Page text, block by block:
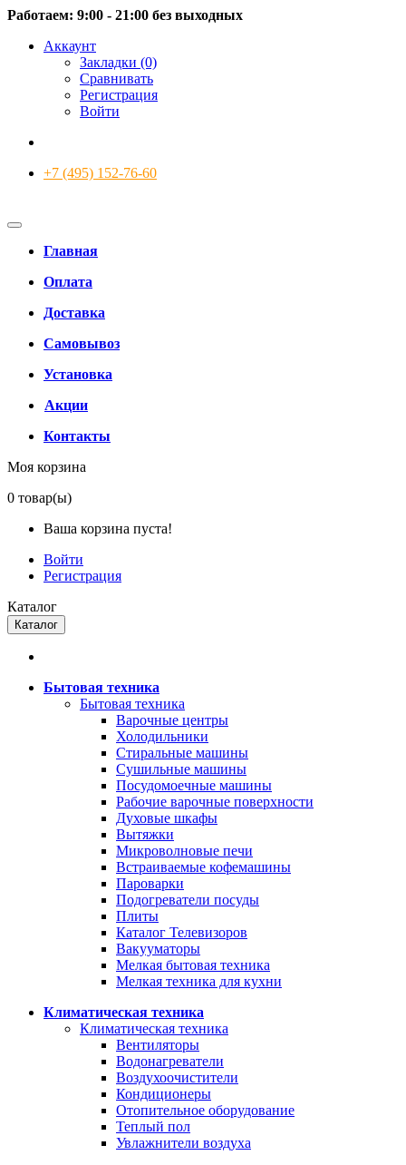
Работаем: 9:00 - 21:00 без выходных
Аккаунт
Закладки (0)
Сравнивать
Регистрация
Войти
+7 (495) 152-76-60
Главная
Оплата
Доставка
Самовывоз
Установка
Акции
Контакты
Моя корзина
0 товар(ы)
Ваша корзина пуста!
Войти
Регистрация
Каталог
Каталог
Бытовая техника
Бытовая техника
Варочные центры
Холодильники
Стиральные машины
Сушильные машины
Посудомоечные машины
Рабочие варочные поверхности
Духовые шкафы
Вытяжки
Микроволновые печи
Встраиваемые кофемашины
Пароварки
Подогреватели посуды
Плиты
Каталог Телевизоров
Вакууматоры
Мелкая бытовая техника
Мелкая техника для кухни
Климатическая техника
Климатическая техника
Вентиляторы
Водонагреватели
Воздухоочистители
Кондиционеры
Отопительное оборудование
Теплый пол
Увлажнители воздуха